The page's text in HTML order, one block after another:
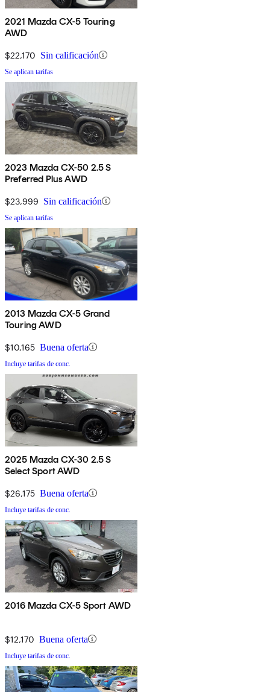
2021 Mazda CX-5 Touring
AWD
$22,170 Sin calificación
Se aplican tarifas
2023 Mazda CX-50 2.5 S
Preferred Plus AWD
$23,999 Sin calificación
Se aplican tarifas
2013 Mazda CX-5 Grand
Touring AWD
$10,165 Buena oferta
Incluye tarifas de conc.
2025 Mazda CX-30 2.5 S
Select Sport AWD
$26,175 Buena oferta
Incluye tarifas de conc.
2016 Mazda CX-5 Sport AWD
$12,170 Buena oferta
Incluye tarifas de conc.